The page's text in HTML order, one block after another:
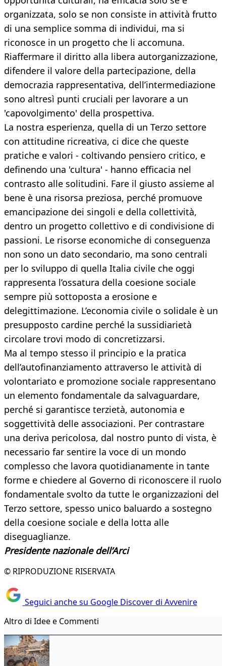
organizzata, solo se non consiste in attività frutto
di una semplice somma di individui, ma si
riconosce in un progetto che li accomuna.
Riaffermare il diritto alla libera autorganizzazione,
difendere il valore della partecipazione, della
democrazia rappresentativa, dell’intermediazione
sono altresì punti cruciali per lavorare a un
'capovolgimento' della prospettiva.
La nostra esperienza, quella di un Terzo settore
con attitudine ricreativa, ci dice che queste
pratiche e valori - coltivando pensiero critico, e
definendo una 'cultura' - hanno efficacia nel
contrasto alle solitudini. Fare il giusto assieme al
bene è una risorsa preziosa, perché promuove
emancipazione dei singoli e della collettività,
dentro un progetto collettivo e di condivisione di
passioni. Le risorse economiche di conseguenza
non sono un dato secondario, ma sono centrali
per lo sviluppo di quella Italia civile che oggi
rappresenta l’ossatura della coesione sociale
sempre più sottoposta a erosione e
delegittimazione. L’economia civile o solidale è un
presupposto cardine perché la sussidiarietà
circolare trovi modo di concretizzarsi.
Ma al tempo stesso il principio e la pratica
dell’autofinanziamento attraverso le attività di
volontariato e promozione sociale rappresentano
un elemento fondamentale da salvaguardare,
perché si garantisce terzietà, autonomia e
soggettività delle associazioni. Per contrastare
una deriva pericolosa, dal nostro punto di vista, è
necessario far sentire la voce di un mondo
complesso che lavora quotidianamente in tante
forme e chiedere al Governo di riconoscere il ruolo
fondamentale svolto da tutte le organizzazioni del
Terzo settore, spesso unico baluardo a sostegno
della coesione sociale e della lotta alle
diseguaglianze.
Presidente nazionale dell’Arci
© RIPRODUZIONE RISERVATA
Seguici anche su Google Discover di Avvenire
Altro di Idee e Commenti